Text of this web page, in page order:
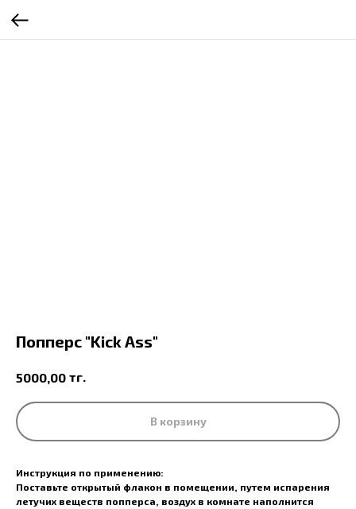
Попперс "Kick Ass"
5000,00 тг.
В корзину
Инструкция по применению:
Поставьте открытый флакон в помещении, путем испарения
летучих веществ попперса, воздух в комнате наполнится